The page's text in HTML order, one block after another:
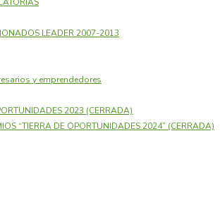
LEADER 2007-2013
y emprendedores
2023 (CERRADA)
“TIERRA DE OPORTUNIDADES 2024” (CERRADA)